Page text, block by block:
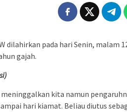
dilahirkan pada hari Senin, malam
gajah.
meninggalkan kita namun
hari kiamat. Beliau diutus